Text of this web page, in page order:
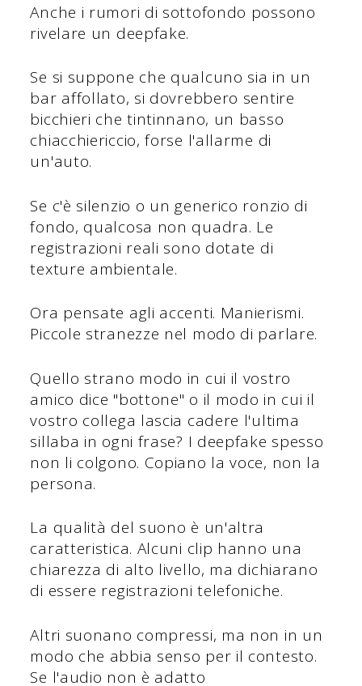
Anche i rumori di sottofondo possono
rivelare un deepfake.
Se si suppone che qualcuno sia in un
bar affollato, si dovrebbero sentire
bicchieri che tintinnano, un basso
chiacchiericcio, forse l'allarme di
un'auto.
Se c'è silenzio o un generico ronzio di
fondo, qualcosa non quadra. Le
registrazioni reali sono dotate di
texture ambientale.
Ora pensate agli accenti. Manierismi.
Piccole stranezze nel modo di parlare.
Quello strano modo in cui il vostro
amico dice "bottone" o il modo in cui il
vostro collega lascia cadere l'ultima
sillaba in ogni frase? I deepfake spesso
non li colgono. Copiano la voce, non la
persona.
La qualità del suono è un'altra
caratteristica. Alcuni clip hanno una
chiarezza di alto livello, ma dichiarano
di essere registrazioni telefoniche.
Altri suonano compressi, ma non in un
modo che abbia senso per il contesto.
Se l'audio non è adatto